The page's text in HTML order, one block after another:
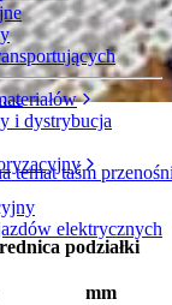
temat taśm
i dystrybucja
elektrycznych
podziałki
mm